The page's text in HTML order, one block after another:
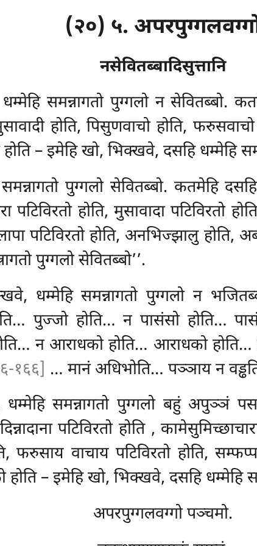
(२०) ५.
नसेवितब्बादिसुत्तानि
समन्नागतो पुग्गलो न सेवितब्बो.
होति, पिसुणवाचो होति,
होति – इमेहि खो, भिक्खवे, दसहि धम्मेहि
पुग्गलो सेवितब्बो. कतमेहि दसहि?
पटिविरतो होति, मुसावादा पटिविरतो
पटिविरतो होति, अनभिज्झालु होति,
पुग्गलो सेवितब्बो’’.
धम्मेहि समन्नागतो पुग्गलो न
पुज्जो होति… न पासंसो होति…
न आराधको होति… आराधको
१६६] … मानं अधिभोति… पञ्ञाय न
समन्नागतो पुग्गलो बहुं अपुञ्ञं
पटिविरतो होति ,
फरुसाय वाचाय पटिविरतो होति,
होति – इमेहि खो, भिक्खवे, दसहि
अपरपुग्गलवग्गो पञ्चमो.